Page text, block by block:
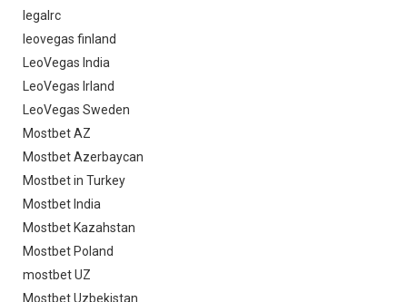
legalrc
leovegas finland
LeoVegas India
LeoVegas Irland
LeoVegas Sweden
Mostbet AZ
Mostbet Azerbaycan
Mostbet in Turkey
Mostbet India
Mostbet Kazahstan
Mostbet Poland
mostbet UZ
Mostbet Uzbekistan